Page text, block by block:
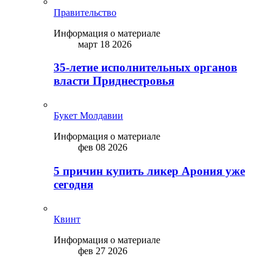
Правительство
Информация о материале
март 18 2026
35-летие исполнительных органов
власти Приднестровья
Букет Молдавии
Информация о материале
фев 08 2026
5 причин купить ликep Арония уже
сегодня
Квинт
Информация о материале
фев 27 2026